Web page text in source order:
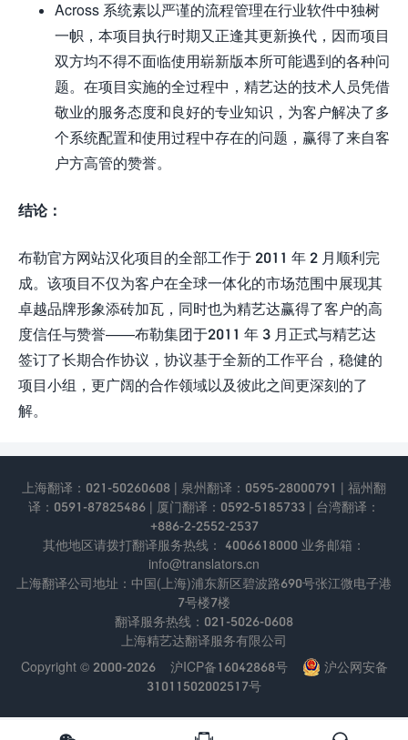
Across 系统素以严谨的流程管理在行业软件中独树
一帜，本项目执行时期又正逢其更新换代，因而项目
双方均不得不面临使用崭新版本所可能遇到的各种问
题。在项目实施的全过程中，精艺达的技术人员凭借
敬业的服务态度和良好的专业知识，为客户解决了多
个系统配置和使用过程中存在的问题，赢得了来自客
户方高管的赞誉。
结论：
布勒官方网站汉化项目的全部工作于 2011 年 2 月顺利完
成。该项目不仅为客户在全球一体化的市场范围中展现其
卓越品牌形象添砖加瓦，同时也为精艺达赢得了客户的高
度信任与赞誉——布勒集团于2011 年 3 月正式与精艺达
签订了长期合作协议，协议基于全新的工作平台，稳健的
项目小组，更广阔的合作领域以及彼此之间更深刻的了
解。
上海翻译：021-50260608 | 泉州翻译：0595-28000791 | 福州翻
译：0591-87825486 | 厦门翻译：0592-5185733 | 台湾翻译：
+886-2-2552-2537
其他地区请拨打翻译服务热线： 4006618000 业务邮箱：
info@translators.cn
上海翻译公司地址：中国(上海)浦东新区碧波路690号张江微电⼦港
7号楼7楼
翻译服务热线：021-5026-0608
上海精艺达翻译服务有限公司
Copyright © 2000-2026
沪ICP备16042868号
沪公网安备
31011502002517号